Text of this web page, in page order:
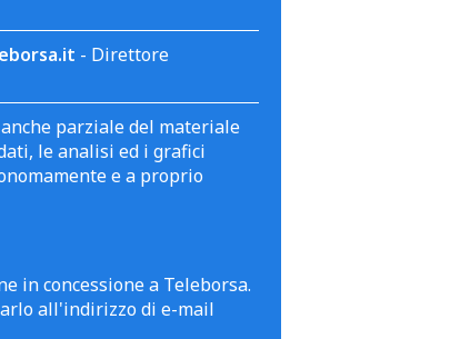
- Direttore
parziale del materiale
le analisi ed i grafici
e a proprio
in concessione a Teleborsa.
all'indirizzo di e-mail